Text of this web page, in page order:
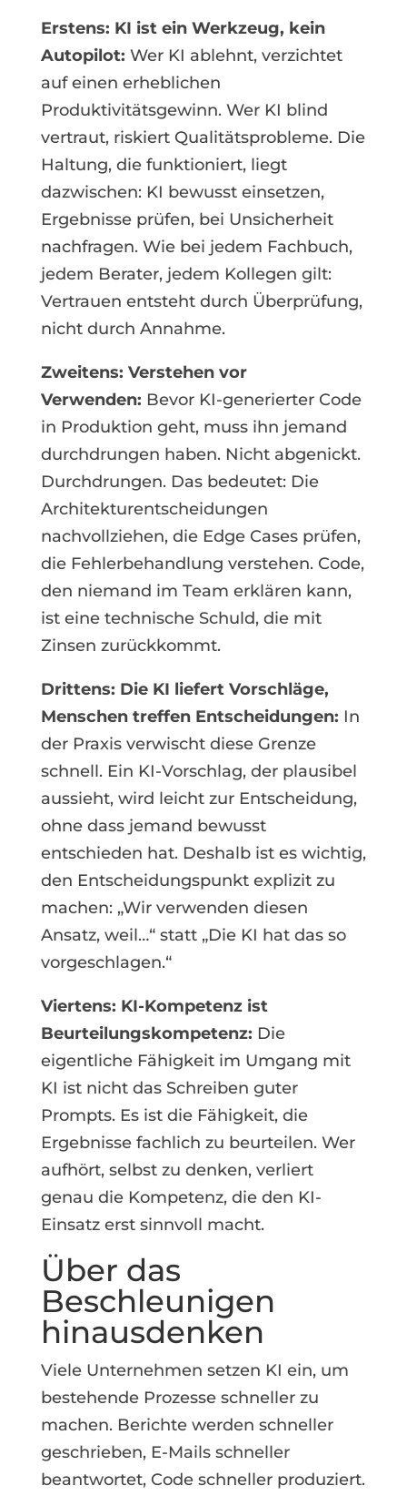
Erstens: KI ist ein Werkzeug, kein
Autopilot: Wer KI ablehnt, verzichtet
auf einen erheblichen
Produktivitätsgewinn. Wer KI blind
vertraut, riskiert Qualitätsprobleme. Die
Haltung, die funktioniert, liegt
dazwischen: KI bewusst einsetzen,
Ergebnisse prüfen, bei Unsicherheit
nachfragen. Wie bei jedem Fachbuch,
jedem Berater, jedem Kollegen gilt:
Vertrauen entsteht durch Überprüfung,
nicht durch Annahme.
Zweitens: Verstehen vor
Verwenden: Bevor KI-generierter Code
in Produktion geht, muss ihn jemand
durchdrungen haben. Nicht abgenickt.
Durchdrungen. Das bedeutet: Die
Architekturentscheidungen
nachvollziehen, die Edge Cases prüfen,
die Fehlerbehandlung verstehen. Code,
den niemand im Team erklären kann,
ist eine technische Schuld, die mit
Zinsen zurückkommt.
Drittens: Die KI liefert Vorschläge,
Menschen treffen Entscheidungen: In
der Praxis verwischt diese Grenze
schnell. Ein KI-Vorschlag, der plausibel
aussieht, wird leicht zur Entscheidung,
ohne dass jemand bewusst
entschieden hat. Deshalb ist es wichtig,
den Entscheidungspunkt explizit zu
machen: „Wir verwenden diesen
Ansatz, weil…“ statt „Die KI hat das so
vorgeschlagen.“
Viertens: KI-Kompetenz ist
Beurteilungskompetenz: Die
eigentliche Fähigkeit im Umgang mit
KI ist nicht das Schreiben guter
Prompts. Es ist die Fähigkeit, die
Ergebnisse fachlich zu beurteilen. Wer
aufhört, selbst zu denken, verliert
genau die Kompetenz, die den KI-
Einsatz erst sinnvoll macht.
Über das
Beschleunigen
hinausdenken
Viele Unternehmen setzen KI ein, um
bestehende Prozesse schneller zu
machen. Berichte werden schneller
geschrieben, E-Mails schneller
beantwortet, Code schneller produziert.